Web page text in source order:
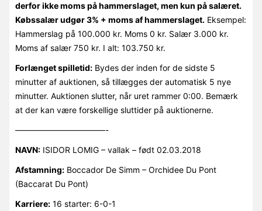
derfor ikke moms på hammerslaget, men kun på salæret.
Købssalær udgør 3% + moms af hammerslaget.Eksempel:
Hammerslag på 100.000 kr. Moms 0 kr. Salær 3.000 kr.
Moms af salær 750 kr. I alt: 103.750 kr.
Forlænget spilletid:Bydes der inden for de sidste 5
minutter af auktionen, så tillægges der automatisk 5 nye
minutter. Auktionen slutter, når uret rammer 0:00. Bemærk
at der kan være forskellige sluttider på auktionerne.
———————————-
NAVN:ISIDOR LOMIG – vallak – født 02.03.2018
Afstamning:Boccador De Simm – Orchidee Du Pont
(Baccarat Du Pont)
Karriere:16 starter: 6-0-1